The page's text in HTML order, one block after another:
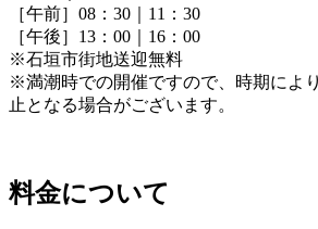
［午前］08：30｜11：30
［午後］13：00｜16：00
※石垣市街地送迎無料
※満潮時での開催ですので、時期によ
止となる場合がございます。
料金について